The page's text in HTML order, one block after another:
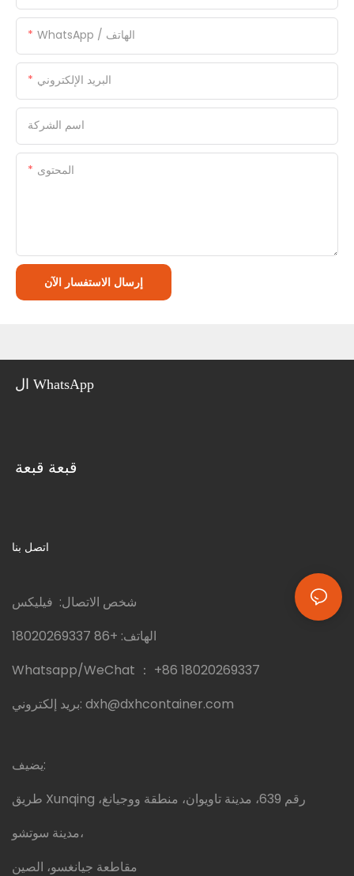
WhatsApp / الهاتف
البريد الإلكتروني
اسم الشركة
المحتوى
إرسال الاستفسار الآن
ال WhatsApp
قبعة قبعة
اتصل بنا
شخص الاتصال: فيليكس
الهاتف: +86 18020269337
Whatsapp/WeChat ： +86 18020269337
بريد إلكتروني: dxh@dxhcontainer.com
يضيف:
طريق Xunqing رقم 639، مدينة تاويوان، منطقة ووجيانغ،
مدينة سوتشو،
مقاطعة جيانغسو، الصين